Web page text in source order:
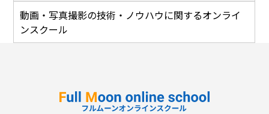
動画・写真撮影の技術・ノウハウに関するオンライ
ンスクール